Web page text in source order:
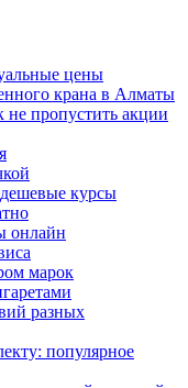
цены
крана в Алматы
не пропустить акции
курсы
онлайн
марок
разных
популярное